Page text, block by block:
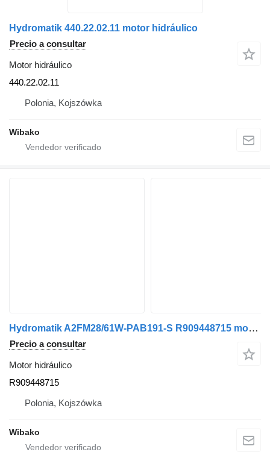
Hydromatik 440.22.02.11 motor hidráulico
Precio a consultar
Motor hidráulico
440.22.02.11
Polonia, Kojszówka
Wibako
Hydromatik A2FM28/61W-PAB191-S R909448715 motor hidráulico
Precio a consultar
Motor hidráulico
R909448715
Polonia, Kojszówka
Wibako